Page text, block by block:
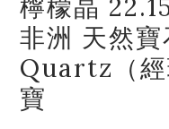
檸檬晶
非洲 天然
Quartz（經
寶